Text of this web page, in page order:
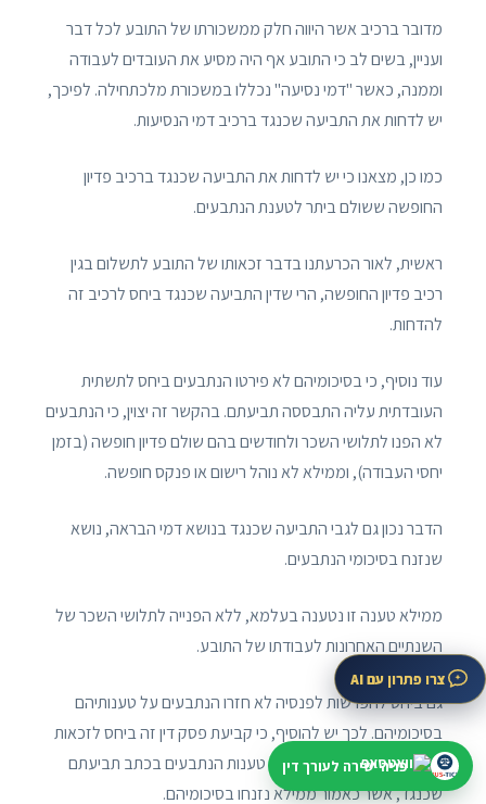
מדובר ברכיב אשר היווה חלק ממשכורתו של התובע לכל דבר
ועניין, בשים לב כי התובע אף היה מסיע את העובדים לעבודה
וממנה, כאשר "דמי נסיעה" נכללו במשכורת מלכתחילה. לפיכך,
יש לדחות את התביעה שכנגד ברכיב דמי הנסיעות.
כמו כן, מצאנו כי יש לדחות את התביעה שכנגד ברכיב פדיון
החופשה ששולם ביתר לטענת הנתבעים.
ראשית, לאור הכרעתנו בדבר זכאותו של התובע לתשלום בגין
רכיב פדיון החופשה, הרי שדין התביעה שכנגד ביחס לרכיב זה
להדחות.
עוד נוסיף, כי בסיכומיהם לא פירטו הנתבעים ביחס לתשתית
העובדתית עליה התבססה תביעתם. בהקשר זה יצוין, כי הנתבעים
לא הפנו לתלושי השכר ולחודשים בהם שולם פדיון חופשה (בזמן
יחסי העבודה), וממילא לא נוהל רישום או פנקס חופשה.
הדבר נכון גם לגבי התביעה שכנגד בנושא דמי הבראה, נושא
שנזנח בסיכומי הנתבעים.
ממילא טענה זו נטענה בעלמא, ללא הפנייה לתלושי השכר של
השנתיים האחרונות לעבודתו של התובע.
גם ביחס להפרשות לפנסיה לא חזרו הנתבעים על טענותיהם
בסיכומיהם. לכך יש להוסיף, כי קביעת פסק דין זה ביחס לזכאות
התובע ברכיב זה מאיינת את טענות הנתבעים בכתב תביעתם
שכנגד, אשר כאמור ממילא נזנחו בסיכומיהם.
צרו פתרון עם AI
פניה ישירה לעורך דין